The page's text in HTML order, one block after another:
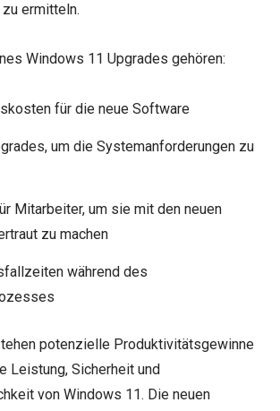
ermitteln.
Windows 11 Upgrades gehören:
für die neue Software
um die Systemanforderungen zu
Mitarbeiter, um sie mit den neuen
zu machen
während des
potenzielle Produktivitätsgewinne
Leistung, Sicherheit und
von Windows 11. Die neuen